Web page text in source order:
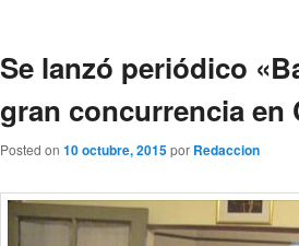
Se lanzó periódico
gran concurrencia en
Posted on 10 octubre, 2015por Redaccion